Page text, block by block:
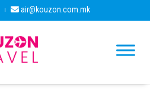
air@kouzon.com.mk